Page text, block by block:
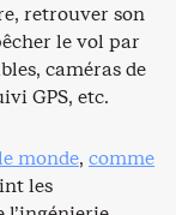
retrouver son
le vol par
caméras de
GPS, etc.
monde, comme
les